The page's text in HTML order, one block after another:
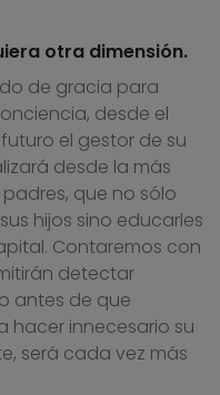
otra dimensión.
de gracia para
desde el
el gestor de su
desde la más
que no sólo
hijos sino educarles
Contaremos con
detectar
antes de que
hacer innecesario su
será cada vez más